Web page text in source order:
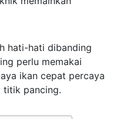
hati-hati dibanding
perlu memakai
ikan cepat percaya
titik pancing.